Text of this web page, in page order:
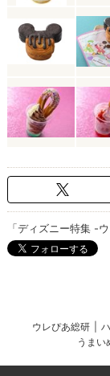
「ディズニー特集 -
ウレぴあ総研
うまい